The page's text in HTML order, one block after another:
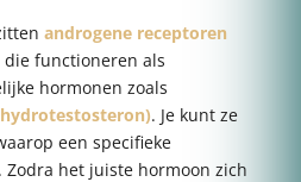
androgene receptoren
functioneren als
hormonen zoals
. Je kunt ze
een specifieke
het juiste hormoon zich